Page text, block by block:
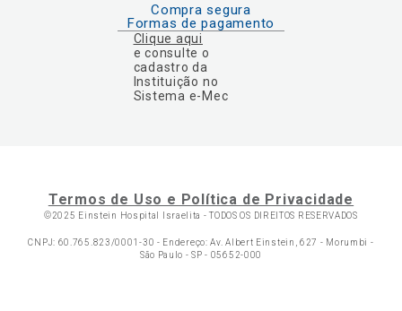
Compra segura
Formas de pagamento
Clique aqui
e consulte o
cadastro da
Instituição no
Sistema e-Mec
Termos de Uso e Política de Privacidade
©2025 Einstein Hospital Israelita -TODOS OS DIREITOS RESERVADOS
CNPJ: 60.765.823/0001-30 - Endereço: Av. Albert Einstein, 627 - Morumbi -
São Paulo - SP - 05652-000